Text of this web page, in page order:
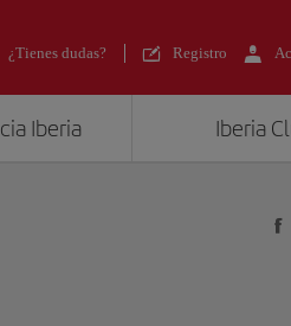
¿Tienes dudas? Registro
Iberia Iberia